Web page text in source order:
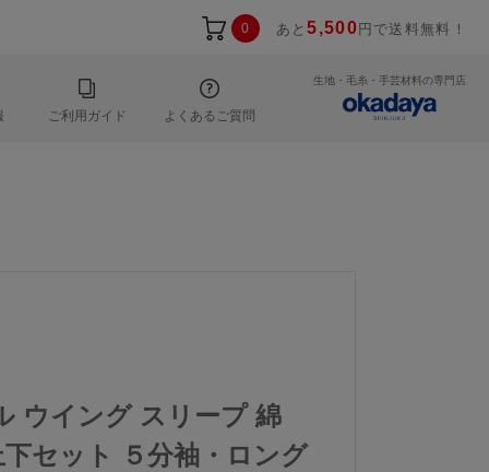
0 あと5,500 円で送料無料！
ご利用ガイド よくあるご質問
生地・毛糸・手芸材料の専門店
ウイング スリープ 綿
セット ５分袖・ロング